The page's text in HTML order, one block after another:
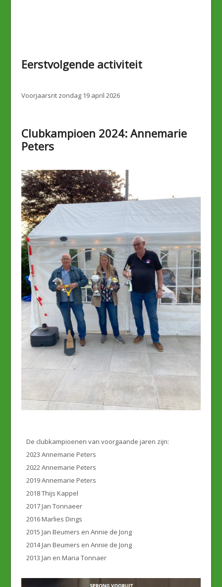
Eerstvolgende activiteit
Voorjaarsrit zondag 19 april 2026
Clubkampioen 2024: Annemarie
Peters
De clubkampioenen van voorgaande jaren zijn:
2023 Annemarie Peters
2022 Annemarie Peters
2019 Annemarie Peters
2018 Thijs Kappel
2017 Jan Tonnaeer
2016 Marlies Dings
2015 Jan Beumers en Annie de Jong
2014 Jan Beumers en Annie de Jong
2013 Jan en Maria Tonnaer